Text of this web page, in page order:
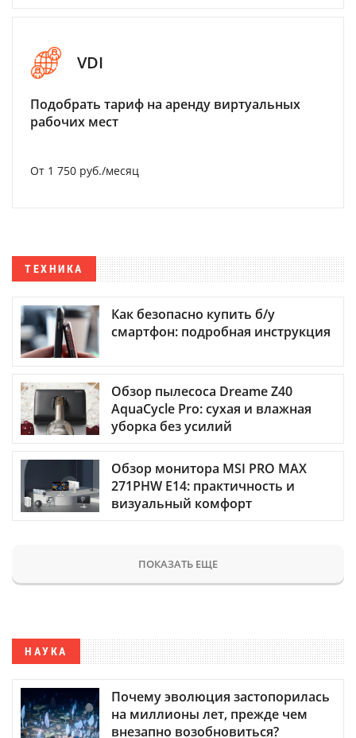
VDI
Подобрать тариф на аренду виртуальных
рабочих мест
От 1 750 руб./месяц
ТЕХНИКА
Как безопасно купить б/у
смартфон: подробная инструкция
Обзор пылесоса Dreame Z40
AquaCycle Pro: сухая и влажная
уборка без усилий
Обзор монитора MSI PRO MAX
271PHW E14: практичность и
визуальный комфорт
ПОКАЗАТЬ ЕЩЕ
НАУКА
Почему эволюция застопорилась
на миллионы лет, прежде чем
внезапно возобновиться?